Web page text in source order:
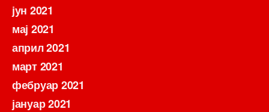
јун 2021
мај 2021
април 2021
март 2021
фебруар 2021
јануар 2021